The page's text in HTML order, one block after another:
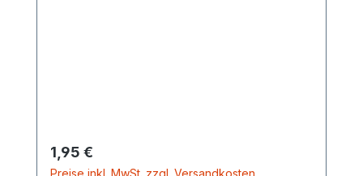
Regulärer Preis:
1,95 €
Preise inkl. MwSt. zzgl. Versandkosten